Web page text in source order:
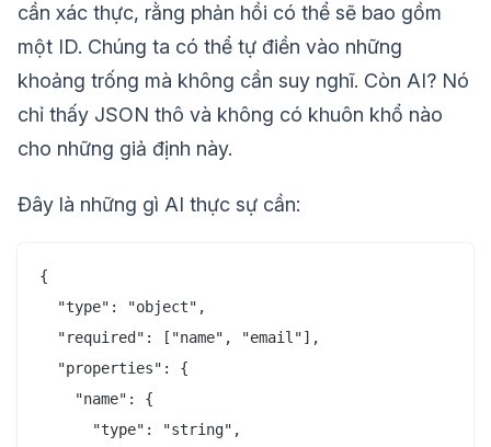
cần xác thực, rằng phản hồi có thể sẽ bao gồm
một ID. Chúng ta có thể tự điền vào những
khoảng trống mà không cần suy nghĩ. Còn AI? Nó
chỉ thấy JSON thô và không có khuôn khổ nào
cho những giả định này.
Đây là những gì AI thực sự cần:
{
  "type": "object",
  "required": ["name", "email"],
  "properties": {
    "name": {
      "type": "string",